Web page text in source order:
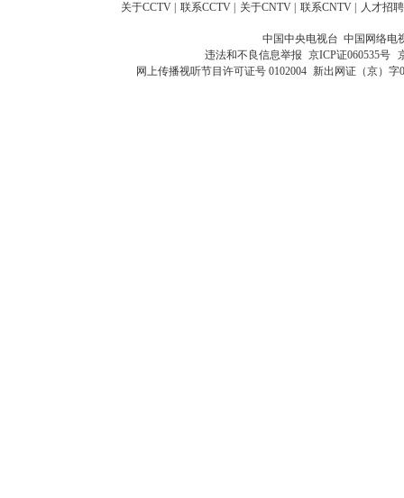
关于CCTV 联系CCTV 关于CNTV 联系CNTV 人才招聘
中国中央电视台 中国网络电
违法和不良信息举报 京ICP证060535号
网上传播视听节目许可证号 0102004 新出网证（京）